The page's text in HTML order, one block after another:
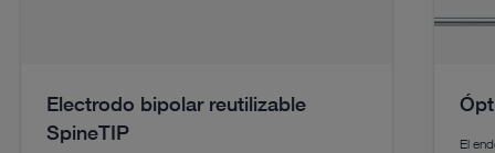
Electrodo bipolar reutilizable
SpineTIP
El